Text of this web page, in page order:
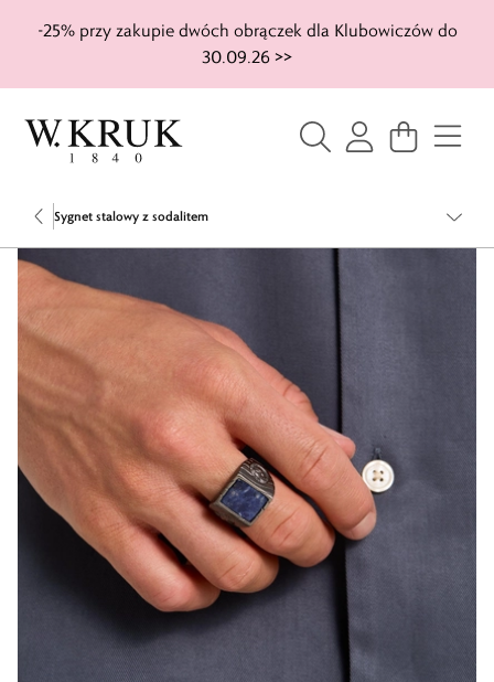
-25% przy zakupie dwóch obrączek dla Klubowiczów do
30.09.26 >>
Sygnet stalowy z sodalitem